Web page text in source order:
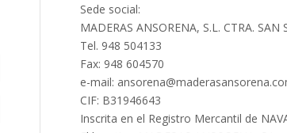
Sede social:
MADERAS ANSORENA, S.L. CTRA.
Tel. 948 504133
Fax: 948 604570
e-mail:
CIF: B31946643
Inscrita en el Registro Mercantil de